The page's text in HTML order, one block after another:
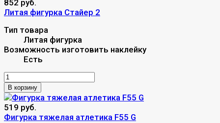
852 руб.
Литая фигурка Стайер 2
Тип товара
Литая фигурка
Возможность изготовить наклейку
Есть
В корзину
519 руб.
Фигурка тяжелая атлетика F55 G